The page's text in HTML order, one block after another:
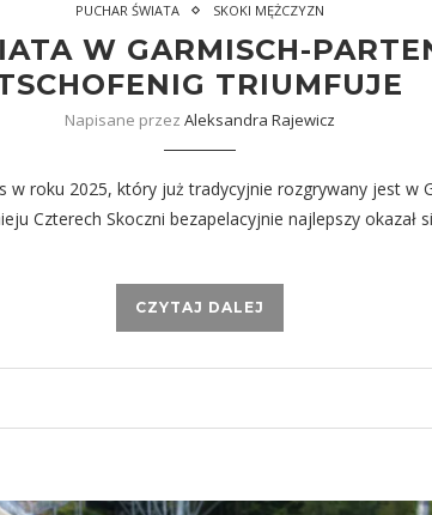
PUCHAR ŚWIATA SKOKI MĘŻCZYZN
W GARMISCH-
TRIUMFUJE
Napisane przez Aleksandra Rajewicz
w roku 2025, który już tradycyjnie rozgrywany jest w
Czterech Skoczni bezapelacyjnie najlepszy okazał
CZYTAJ DALEJ